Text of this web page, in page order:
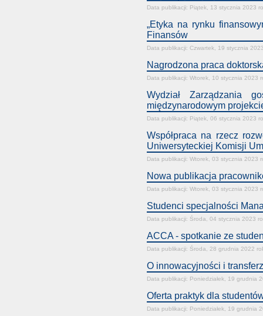
Data publikacji: Piątek, 13 stycznia 2023
„Etyka na rynku
Finansów
Data publikacji: Czwartek, 19 stycznia
Nagrodzona praca
Data publikacji: Wtorek, 10 stycznia 2023
Wydział Zarządzania
międzynarodowym
Data publikacji: Piątek, 06 stycznia 2023
Współpraca na rzecz
Uniwersyteckiej Komisji
Data publikacji: Wtorek, 03 stycznia 2023
Nowa publikacja
Data publikacji: Wtorek, 03 stycznia 2023
Studenci specjalności
Data publikacji: Środa, 04 stycznia 2023
ACCA - spotkanie ze
Data publikacji: Środa, 28 grudnia 2022
O innowacyjności i
Data publikacji: Poniedziałek, 19 grudnia
Oferta praktyk dla
Data publikacji: Poniedziałek, 19 grudnia